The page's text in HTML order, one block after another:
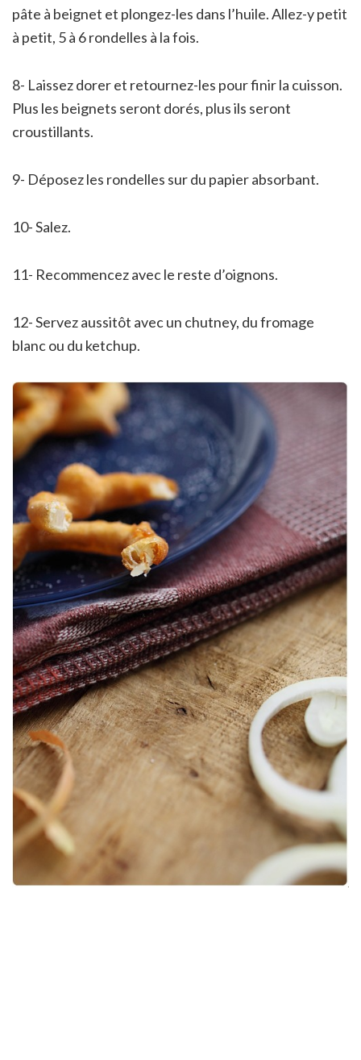
pâte à beignet et plongez-les dans l’huile. Allez-y petit
à petit, 5 à 6 rondelles à la fois.
8- Laissez dorer et retournez-les pour finir la cuisson.
Plus les beignets seront dorés, plus ils seront
croustillants.
9- Déposez les rondelles sur du papier absorbant.
10- Salez.
11- Recommencez avec le reste d’oignons.
12- Servez aussitôt avec un chutney, du fromage
blanc ou du ketchup.